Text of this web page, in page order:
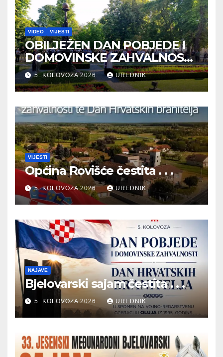
VIDEO VIJESTI
OBILJEŽEN DAN POBJEDE I
DOMOVINSKE ZAHVALNOSTI
TE DAN HRVATSKIH
BRANITELJA
5. KOLOVOZA 2026. UREDNIK
VIJESTI
Općina Rovišće čestita . . .
5. KOLOVOZA 2026. UREDNIK
NAJAVE
Bjelovarski sajam čestita . . .
5. KOLOVOZA 2026. UREDNIK